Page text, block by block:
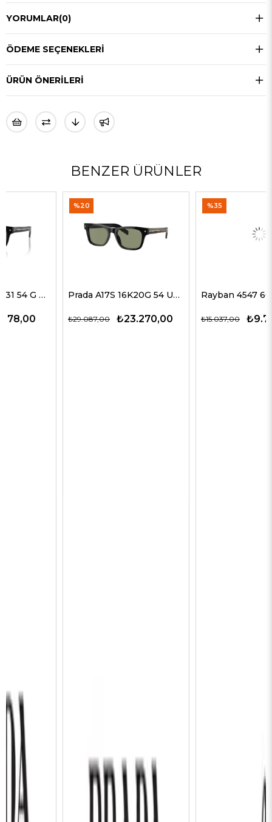
YORUMLAR(0)
ÖDEME SEÇENEKLERI
ÜRÜN ÖNERILERI
BENZER ÜRÜNLER
Prada A17S 16K20G 54 Unisex Güneş Gözlükleri
₺23.270,00
₺29.087,00
Rayban 4547 601/58 60 Erkek Güneş Gözlükleri
₺9.774,00
₺15.037,00